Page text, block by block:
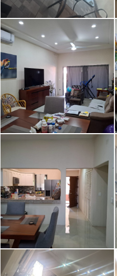
Image caption
Image caption